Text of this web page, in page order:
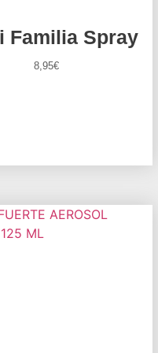
Familia Spray
8,95€